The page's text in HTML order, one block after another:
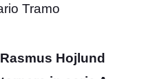
Tramo
Hojlund